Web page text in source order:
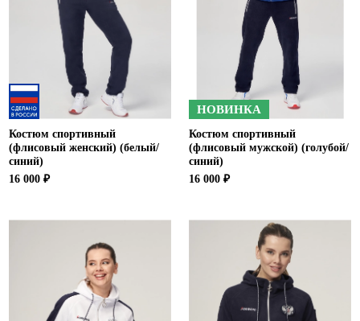
Костюм спортивный
(флисовый женский) (белый/
синий)
16 000 ₽
НОВИНКА
Костюм спортивный
(флисовый мужской) (голубой/
синий)
16 000 ₽